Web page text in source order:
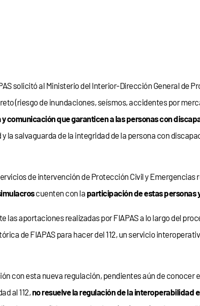
solicitó al Ministerio del Interior-Dirección General de
(riesgo de inundaciones, seísmos, accidentes por
comunicación que garanticen a las personas con
la salvaguarda de la integridad de la persona con
de intervención de Protección Civil y Emergencias
cuenten con la participación de estas personas
las aportaciones realizadas por FIAPAS a lo largo del
de FIAPAS para hacer del 112, un servicio
con esta nueva regulación, pendientes aún de
al 112,no resuelve la regulación dela interoperabilidad